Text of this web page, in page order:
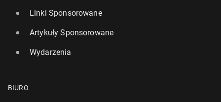
Linki Sponsorowane
Artykuły Sponsorowane
Wydarzenia
BIURO